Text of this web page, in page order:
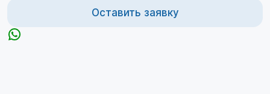
Оставить заявку